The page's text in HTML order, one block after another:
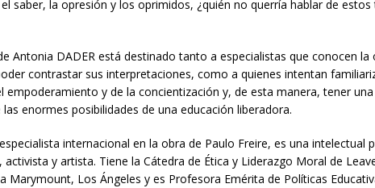
saber, la opresión y los oprimidos, ¿quién no querría hablar de
Antonia DADER está destinado tanto a especialistas que conocen la
contrastar sus interpretaciones, como a quienes intentan
empoderamiento y de la concientización y, de esta manera, tener
enormes posibilidades de una educación liberadora.
internacional en la obra de Paulo Freire, es una intelectual
y artista. Tiene la Cátedra de Ética y Liderazgo Moral de
Marymount, Los Ángeles y es Profesora Emérita de Políticas